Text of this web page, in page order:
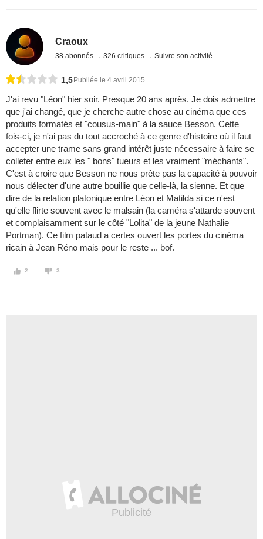
Craoux
38 abonnés 326 critiques Suivre son activité
1,5 Publiée le 4 avril 2015
J'ai revu "Léon" hier soir. Presque 20 ans après. Je dois admettre
que j'ai changé, que je cherche autre chose au cinéma que ces
produits formatés et "cousus-main" à la sauce Besson. Cette
fois-ci, je n'ai pas du tout accroché à ce genre d'histoire où il faut
accepter une trame sans grand intérêt juste nécessaire à faire se
colleter entre eux les " bons" tueurs et les vraiment "méchants".
C'est à croire que Besson ne nous prête pas la capacité à pouvoir
nous délecter d'une autre bouillie que celle-là, la sienne. Et que
dire de la relation platonique entre Léon et Matilda si ce n'est
qu'elle flirte souvent avec le malsain (la caméra s'attarde souvent
et complaisamment sur le côté "Lolita" de la jeune Nathalie
Portman). Ce film pataud a certes ouvert les portes du cinéma
ricain à Jean Réno mais pour le reste ... bof.
2 3